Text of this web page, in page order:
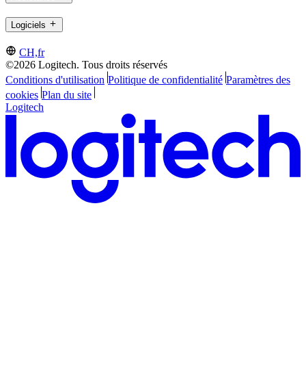
Logiciels
CH,fr
©2026 Logitech. Tous droits réservés
Conditions d'utilisation Politique de confidentialité Paramètres des
cookies Plan du site
Logitech